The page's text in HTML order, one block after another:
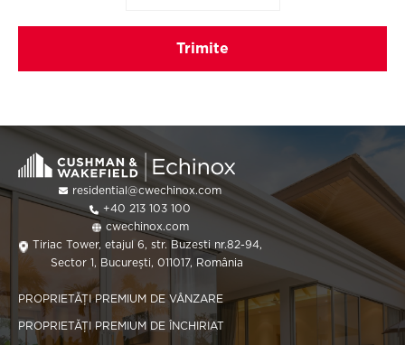
residential@cwechinox.com
+40 213 103 100
cwechinox.com
Tiriac Tower, etajul 6, str. Buzesti nr.82-94,
Sector 1, București, 011017, România
PROPRIETĂȚI PREMIUM DE VÂNZARE
PROPRIETĂȚI PREMIUM DE ÎNCHIRIAT